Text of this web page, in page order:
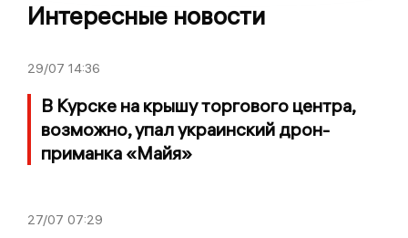
Интересные новости
29/07 14:36
В Курске на крышу торгового центра,
возможно, упал украинский дрон-
приманка «Майя»
27/07 07:29